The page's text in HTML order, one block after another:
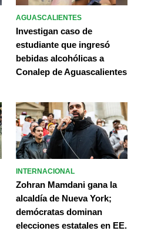
AGUASCALIENTES
Investigan caso de
estudiante que ingresó
bebidas alcohólicas a
Conalep de Aguascalientes
INTERNACIONAL
Zohran Mamdani gana la
alcaldía de Nueva York;
demócratas dominan
elecciones estatales en EE.